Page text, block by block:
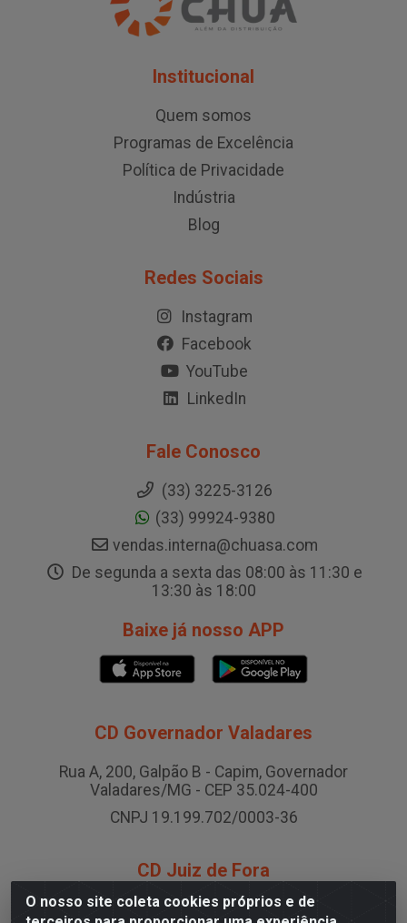
O nosso site coleta cookies próprios e de
Institucional
Quem somos
Programas de Excelência
Política de Privacidade
Indústria
Blog
Redes Sociais
Instagram
Facebook
YouTube
LinkedIn
Fale Conosco
(33) 3225-3126
(33) 99924-9380
vendas.interna@chuasa.com
De segunda a sexta das 08:00 às 11:30 e
13:30 às 18:00
Baixe já nosso APP
CD Governador Valadares
Rua A, 200, Galpão B - Capim, Governador
Valadares/MG - CEP 35.024-400
CNPJ 19.199.702/0003-36
CD Juiz de Fora
Rodovia BR-040 , Nº 0, Área B2 Condominio Brasil